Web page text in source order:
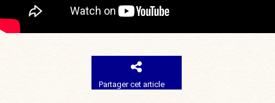
Partager cet article